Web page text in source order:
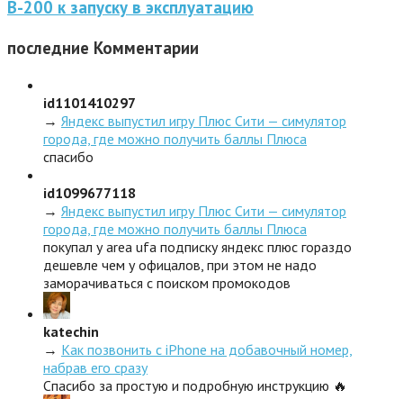
В-200 к запуску в эксплуатацию
последние Комментарии
id1101410297
→ Яндекс выпустил игру Плюс Сити — симулятор
города, где можно получить баллы Плюса
спасибо
id1099677118
→ Яндекс выпустил игру Плюс Сити — симулятор
города, где можно получить баллы Плюса
покупал у area ufa подписку яндекс плюс гораздо
дешевле чем у офицалов, при этом не надо
заморачиваться с поиском промокодов
katechin
→ Как позвонить с iPhone на добавочный номер,
набрав его сразу
Спасибо за простую и подробную инструкцию 🔥